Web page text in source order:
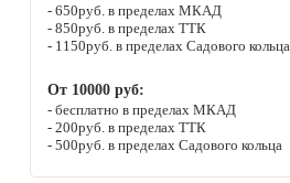
650руб. в пределах МКАД
850руб. в пределах ТТК
1150руб. в пределах Садового кольца
От 10000 руб:
бесплатно в пределах МКАД
200руб. в пределах ТТК
500руб. в пределах Садового кольца